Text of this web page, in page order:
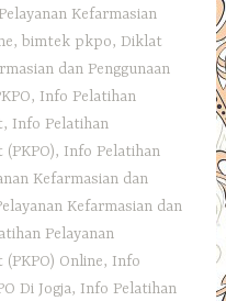
Kefarmasian
, bimtek pkpo,Diklat
dan Penggunaan
, Info Pelatihan
, Info Pelatihan
, Info Pelatihan
Kefarmasian dan
Kefarmasian dan
Pelayanan
Online, Info
Di Jogja, Info Pelatihan